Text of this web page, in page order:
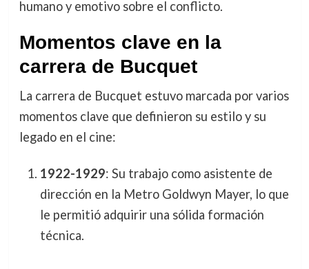
humano y emotivo sobre el conflicto.
Momentos clave en la
carrera de Bucquet
La carrera de Bucquet estuvo marcada por varios
momentos clave que definieron su estilo y su
legado en el cine:
1922-1929: Su trabajo como asistente de
dirección en la Metro Goldwyn Mayer, lo que
le permitió adquirir una sólida formación
técnica.